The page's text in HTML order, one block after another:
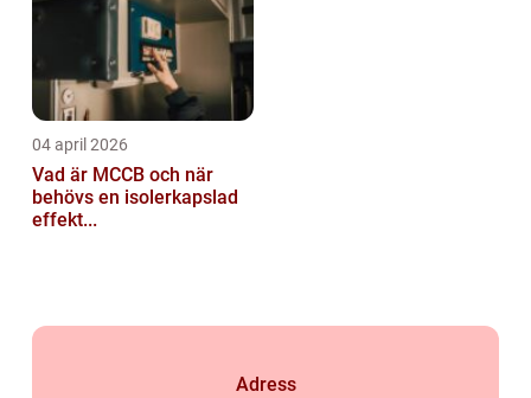
04 april 2026
Vad är MCCB och när
behövs en isolerkapslad
effekt...
Adress